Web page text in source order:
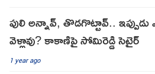
పులి అన్నావ్, తొడగొట్టావ్.. ఇప్పుడు
వెళ్లావు? కాకాణిపై సోమిరెడ్డి సెటైర్
1 year ago